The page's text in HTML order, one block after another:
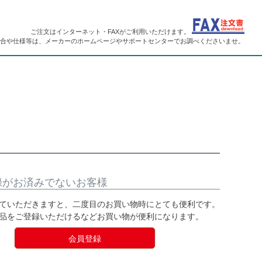
ご注文はインターネット・FAXがご利用いただけます。
や仕様等は、メーカーのホームページやサポートセンターでお調べくださいませ。
がお済みでないお客様
いただきますと、二度目のお買い物時にとても便利です。
をご登録いただけるなどお買い物が便利になります。
会員登録